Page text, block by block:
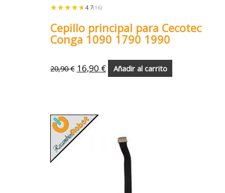
★★★★★
★★★★★ 4.7(16)
Cepillo principal para Cecotec
Conga 1090 1790 1990
20,90€ 16,90 € Añadir al carrito